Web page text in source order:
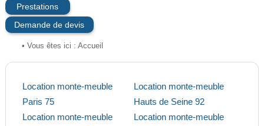
Prestations
Demande de devis
• Vous êtes ici : Accueil
Location monte-meuble
Paris 75
Location monte-meuble
Location monte-meuble
Hauts de Seine 92
Location monte-meuble